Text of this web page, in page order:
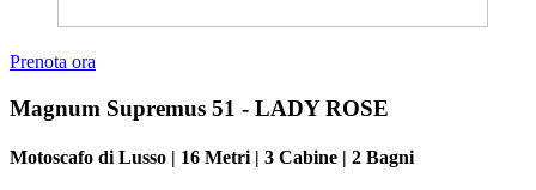
Prenota ora
Magnum Supremus 51 - LADY ROSE
Motoscafo di Lusso | 16 Metri | 3 Cabine | 2 Bagni